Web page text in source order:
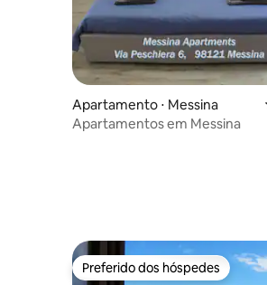
Apartamento ⋅ Messina
Apartamentos em Messina
Preferido dos hóspedes
Preferido dos hóspedes